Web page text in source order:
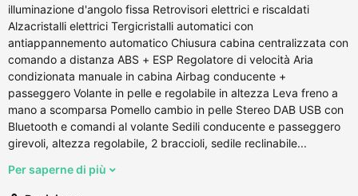
illuminazione d'angolo fissa Retrovisori elettrici e riscaldati
Alzacristalli elettrici Tergicristalli automatici con
antiappannemento automatico Chiusura cabina centralizzata con
comando a distanza ABS + ESP Regolatore di velocità Aria
condizionata manuale in cabina Airbag conducente +
passeggero Volante in pelle e regolabile in altezza Leva freno a
mano a scomparsa Pomello cambio in pelle Stereo DAB USB con
Bluetooth e comandi al volante Sedili conducente e passeggero
girevoli, altezza regolabile, 2 braccioli, sedile reclinabile...
Per saperne di più